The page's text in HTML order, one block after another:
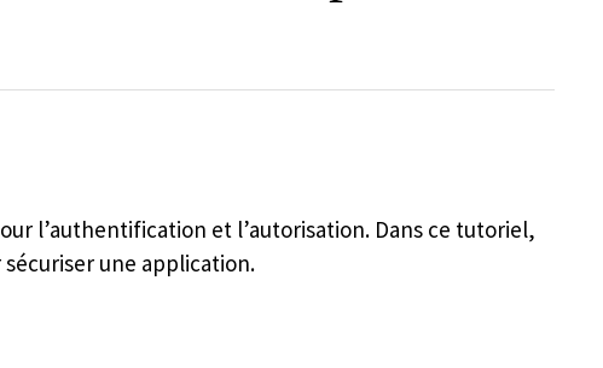
l’authentification et l’autorisation. Dans ce tutoriel,
une application.